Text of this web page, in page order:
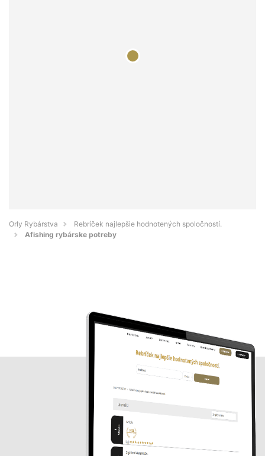
Orly Rybárstva
Rebríček najlepšie hodnotených spoločností.
Afishing rybárske potreby